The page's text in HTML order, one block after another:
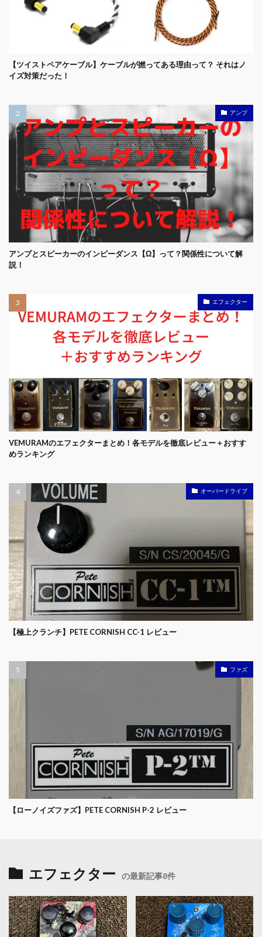
【ツイストペアケーブル】ケーブルが撚ってある理由って？ それはノ
イズ対策だった！
アンプ
アンプとスピーカーのインピーダンス【Ω】って？関係性について解
説！
エフェクター
VEMURAMのエフェクターまとめ！各モデルを徹底レビュー＋おすす
めランキング
オーバードライブ
【極上クランチ】PETE CORNISH CC-1 レビュー
ファズ
【ローノイズファズ】PETE CORNISH P-2 レビュー
エフェクター の最新記事8件